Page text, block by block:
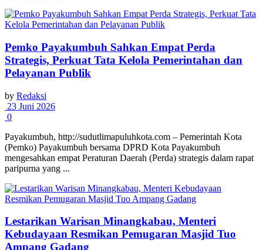
Pemko Payakumbuh Sahkan Empat Perda
Strategis, Perkuat Tata Kelola Pemerintahan dan
Pelayanan Publik
by Redaksi
23 Juni 2026
0
Payakumbuh, http://sudutlimapuluhkota.com – Pemerintah Kota
(Pemko) Payakumbuh bersama DPRD Kota Payakumbuh
mengesahkan empat Peraturan Daerah (Perda) strategis dalam rapat
paripurna yang ...
Lestarikan Warisan Minangkabau, Menteri
Kebudayaan Resmikan Pemugaran Masjid Tuo
Ampang Gadang